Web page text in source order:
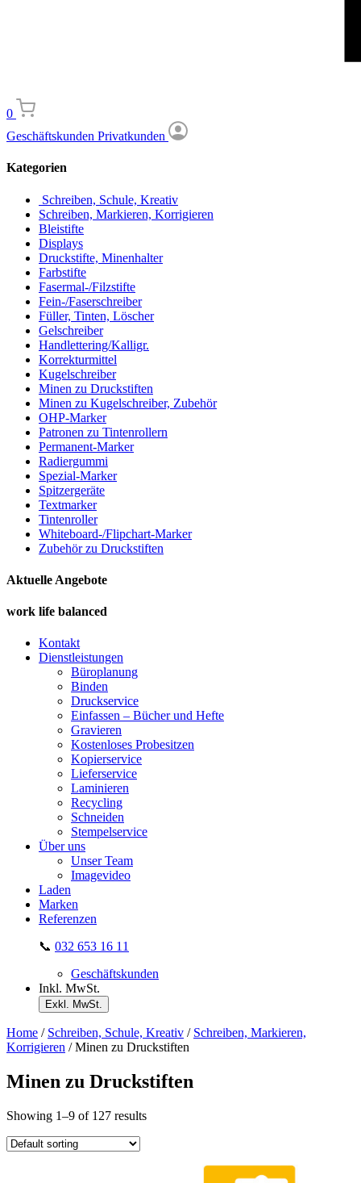
0
Geschäftskunden Privatkunden
Kategorien
Schreiben, Schule, Kreativ
Schreiben, Markieren, Korrigieren
Bleistifte
Displays
Druckstifte, Minenhalter
Farbstifte
Fasermal-/Filzstifte
Fein-/Faserschreiber
Füller, Tinten, Löscher
Gelschreiber
Handlettering/Kalligr.
Korrekturmittel
Kugelschreiber
Minen zu Druckstiften
Minen zu Kugelschreiber, Zubehör
OHP-Marker
Patronen zu Tintenrollern
Permanent-Marker
Radiergummi
Spezial-Marker
Spitzergeräte
Textmarker
Tintenroller
Whiteboard-/Flipchart-Marker
Zubehör zu Druckstiften
Aktuelle Angebote
work life balanced
Kontakt
Dienstleistungen
Büroplanung
Binden
Druckservice
Einfassen – Bücher und Hefte
Gravieren
Kostenloses Probesitzen
Kopierservice
Lieferservice
Laminieren
Recycling
Schneiden
Stempelservice
Über uns
Unser Team
Imagevideo
Laden
Marken
Referenzen
📞 032 653 16 11
Geschäftskunden
Inkl. MwSt.
Exkl. MwSt.
Home / Schreiben, Schule, Kreativ / Schreiben, Markieren,
Korrigieren / Minen zu Druckstiften
Minen zu Druckstiften
Showing 1–9 of 127 results